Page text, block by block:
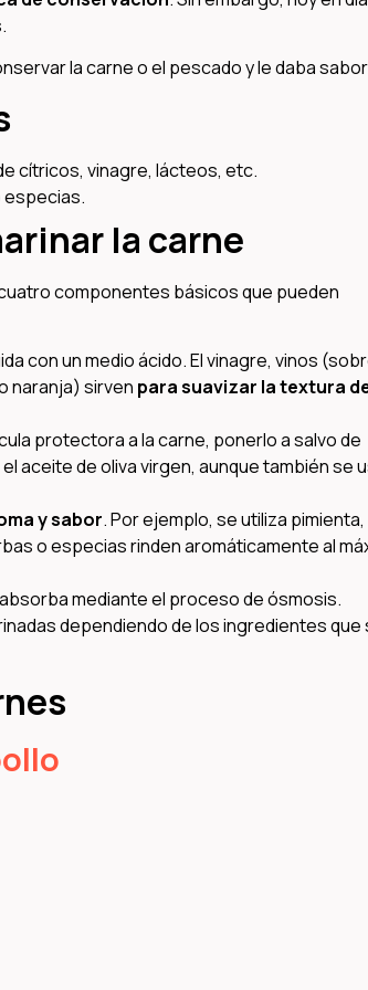
la carne o el pescado y le daba
cítricos, vinagre, lácteos, etc.
especias.
la carne
componentes básicos que pueden
con un medio ácido. El vinagre, vinos
naranja) sirven para suavizar la textura
protectora a la carne, ponerlo a salvo de
el aceite de oliva virgen, aunque también se
y sabor. Por ejemplo, se utiliza pimienta,
o especias rinden aromáticamente al
mediante el proceso de ósmosis.
dependiendo de los ingredientes que